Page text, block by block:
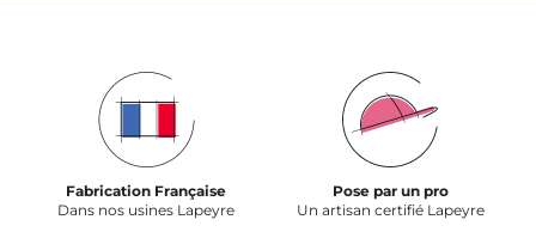
Fabrication Française
Dans nos usines Lapeyre
Pose par un pro
Un artisan certifié Lapeyre